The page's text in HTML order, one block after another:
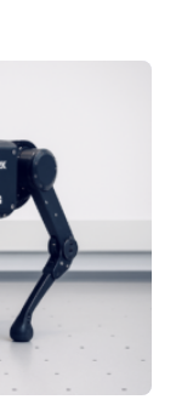
Gehirn. Die
verbrauchen
KI-Modelle
neuen